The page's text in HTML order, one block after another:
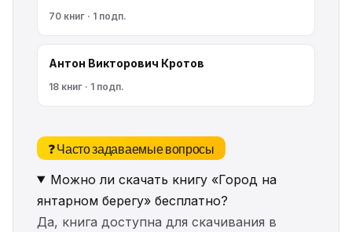
70 книг · 1 подп.
Антон Викторович Кротов
18 книг · 1 подп.
❓ Часто задаваемые вопросы
Можно ли скачать книгу «Город на
янтарном берегу» бесплатно?
Да, книга доступна для скачивания в